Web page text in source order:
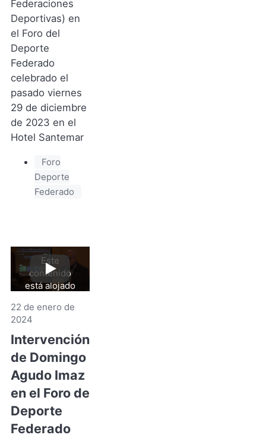
Federaciones
Deportivas) en
el Foro del
Deporte
Federado
celebrado el
pasado viernes
29 de diciembre
de 2023 en el
Hotel Santemar
Foro
Deporte
Federado
Reproducir
video
Este
contenido
está alojado
Al hacer clic
aceptas sus
términos y
condiciones
de
YouTube
(Se
en
22 de enero de
2024
Intervención
de Domingo
Agudo Imaz
en el Foro de
Deporte
Federado